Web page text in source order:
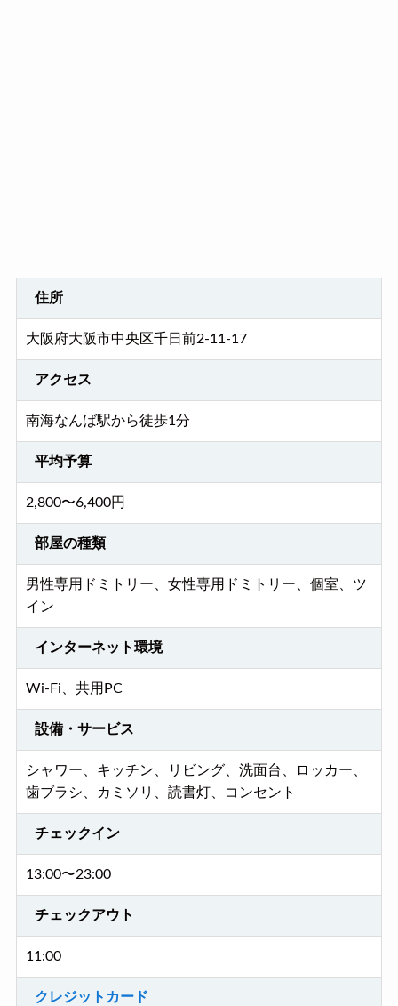
住所
大阪府大阪市中央区千日前2-11-17
アクセス
南海なんば駅から徒歩1分
平均予算
2,800〜6,400円
部屋の種類
男性専用ドミトリー、女性専用ドミトリー、個室、ツ
イン
インターネット環境
Wi-Fi、共用PC
設備・サービス
シャワー、キッチン、リビング、洗面台、ロッカー、
歯ブラシ、カミソリ、読書灯、コンセント
チェックイン
13:00〜23:00
チェックアウト
11:00
クレジットカード